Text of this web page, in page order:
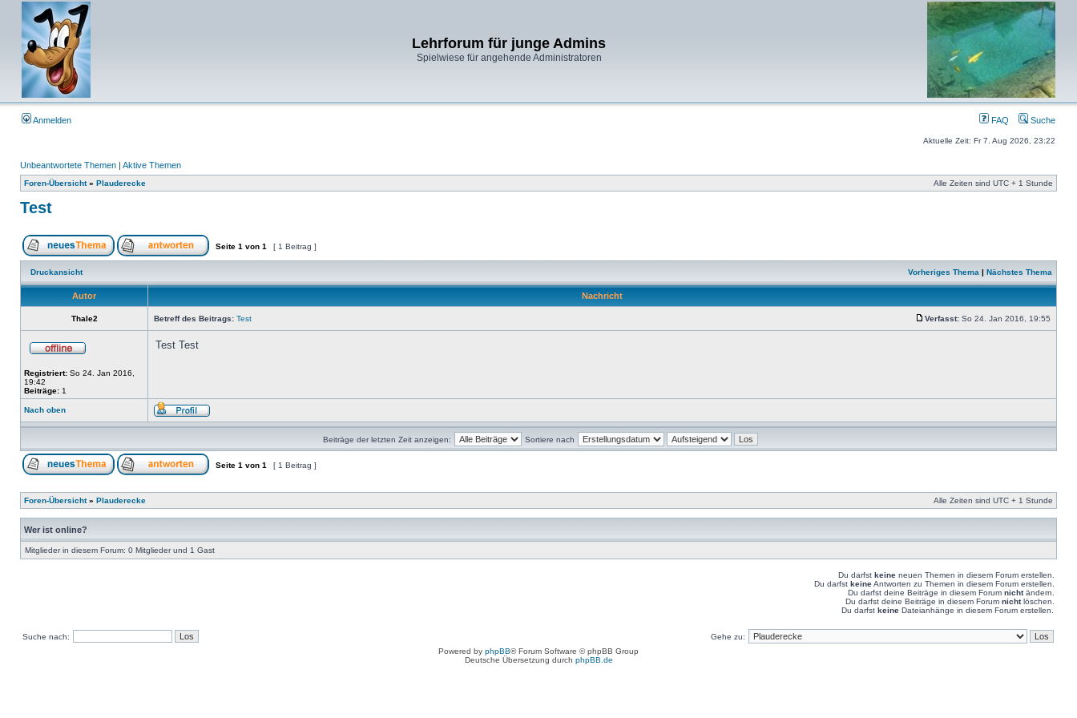
Lehrforum für junge Admins
Spielwiese für angehende Administratoren
Anmelden FAQ Suche
Aktuelle Zeit: Fr 7. Aug 2026, 23:22
Unbeantwortete Themen | Aktive Themen
Foren-Übersicht» Plauderecke Alle Zeiten sind UTC + 1 Stunde
Test
Seite 1 von 1 [ 1 Beitrag ]
Druckansicht Vorheriges Thema | Nächstes Thema
Autor Nachricht
Thale2 Betreff des Beitrags: Test Verfasst: So 24. Jan 2016, 19:55
Registriert: So 24. Jan 2016,
19:42
Beiträge: 1
Test Test
Nach oben
Beiträge der letzten Zeit anzeigen: Sortiere nach
Seite 1 von 1 [ 1 Beitrag ]
Foren-Übersicht» Plauderecke Alle Zeiten sind UTC + 1 Stunde
Wer ist online?
Mitglieder in diesem Forum: 0 Mitglieder und 1 Gast
Du darfst keine neuen Themen in diesem Forum erstellen.
Du darfst keineAntworten zu Themen in diesem Forum erstellen.
Du darfst deine Beiträge in diesem Forum nichtändern.
Du darfst deine Beiträge in diesem Forum nichtlöschen.
Du darfst keine Dateianhänge in diesem Forum erstellen.
Suche nach:
Gehe zu:
Powered by phpBB® Forum Software © phpBB Group
Deutsche Übersetzung durch phpBB.de